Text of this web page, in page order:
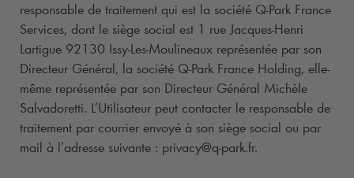
responsable de traitement qui est la société Q-Park France
Services, dont le siège social est 1 rue Jacques-Henri
Lartigue 92130 Issy-Les-Moulineaux représentée par son
Directeur Général, la société Q-Park France Holding, elle-
même représentée par son Directeur Général Michèle
Salvadoretti. L’Utilisateur peut contacter le responsable de
traitement par courrier envoyé à son siège social ou par
mail à l’adresse suivante : privacy@q-park.fr.